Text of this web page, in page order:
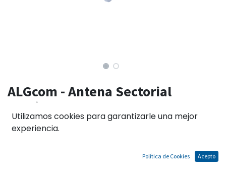
ALGcom - Antena Sectorial
Simétrica de 60°, 4.9-6.426GHz,
13.6 dBi de ganancia
Utilizamos cookies para garantizarle una mejor
experiencia.
Política de Cookies Acepto